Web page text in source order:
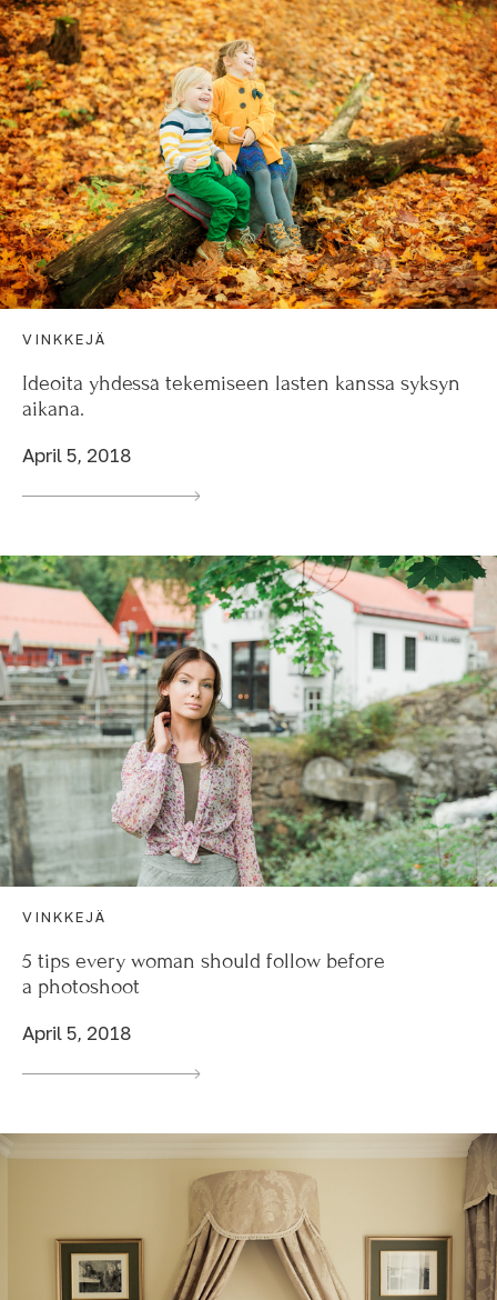
VINKKEJÄ
Ideoita yhdessä tekemiseen lasten kanssa syksyn
aikana.
April 5, 2018
VINKKEJÄ
5 tips every woman should follow before
a photoshoot
April 5, 2018